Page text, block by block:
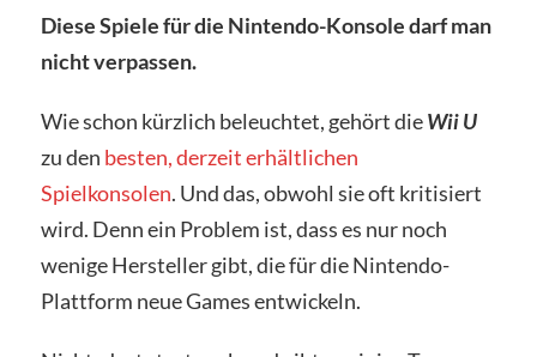
Diese Spiele für die Nintendo-Konsole darf man
nicht verpassen.
Wie schon kürzlich beleuchtet, gehört dieWii U
zu den besten, derzeit erhältlichen
Spielkonsolen. Und das, obwohl sie oft kritisiert
wird. Denn ein Problem ist, dass es nur noch
wenige Hersteller gibt, die für die Nintendo-
Plattform neue Games entwickeln.